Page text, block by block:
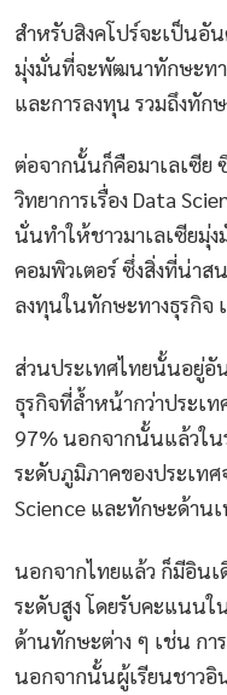
สำหรับสิงคโปร์จะเป็นอั
มุ่งมั่นที่จะพัฒนาทักษะทา
และการลงทุน รวมถึงทัก
ต่อจากนั้นก็คือมาเลเซีย
วิทยาการเรื่อง Data
นั่นทำให้ชาวมาเลเซียมุ่
คอมพิวเตอร์ ซึ่งสิ่งที่น่าส
ลงทุนในทักษะทางธุรกิจ
ส่วนประเทศไทยนั้นอยู่อั
ธุรกิจที่ล้ำหน้ากว่าประเ
97% นอกจากนั้นแล้วใน
ระดับภูมิภาคของประเท
Science และทักษะด้าน
นอกจากไทยแล้ว ก็มีอิน
ระดับสูง โดยรับคะแนนใ
ด้านทักษะต่าง ๆ เช่น กา
นอกจากนั้นผู้เรียนชาวอิ